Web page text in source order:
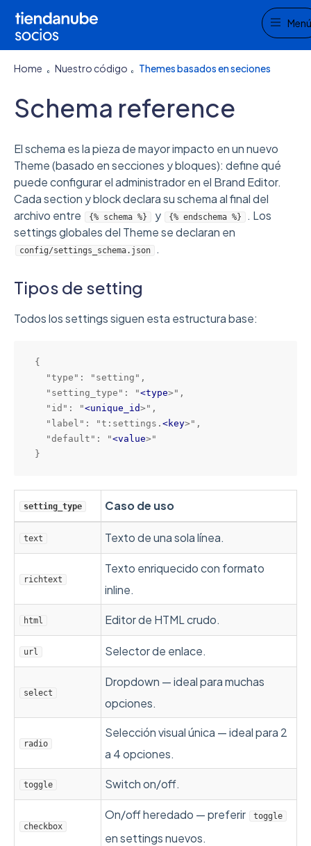
Menú
Home Nuestro código Themes basados en seciones
Schema reference
El schema es la pieza de mayor impacto en un nuevo
Theme (basado en secciones y bloques): define qué
puede configurar el administrador en el Brand Editor.
Cada section y block declara su schema al final del
archivo entre
{% schema %} y {% endschema %}
. Los
settings globales del Theme se declaran en
config/settings_schema.json .
Tipos de setting
Todos los settings siguen esta estructura base:
{
  "setting_type": "
<type> ",
  "id": "
<unique_id> ",
  "label": "t:settings.
<key> ",
  "default": "
<value> "
}
setting_type Caso de uso
text Texto de una sola línea.
richtext
Texto enriquecido con formato
inline.
html Editor de HTML crudo.
url Selector de enlace.
select
Dropdown — ideal para muchas
opciones.
radio
Selección visual única — ideal para 2
a 4 opciones.
toggle Switch on/off.
checkbox
On/off heredado — preferir toggle
en settings nuevos.